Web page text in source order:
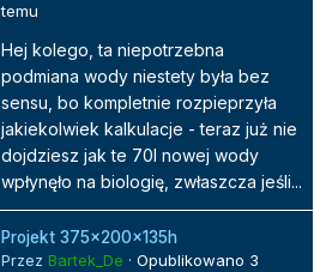
temu
Hej kolego, ta niepotrzebna
podmiana wody niestety była bez
sensu, bo kompletnie rozpieprzyła
jakiekolwiek kalkulacje - teraz już nie
dojdziesz jak te 70l nowej wody
wpłynęło na biologię, zwłaszcza jeśli...
Projekt 375x200x135h
Przez Bartek_De · Opublikowano 3